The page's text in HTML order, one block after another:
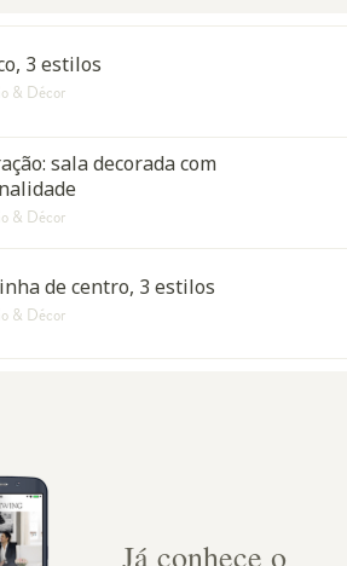
3 estilos
& Décor
sala decorada com
& Décor
de centro, 3 estilos
& Décor
Já conhece o